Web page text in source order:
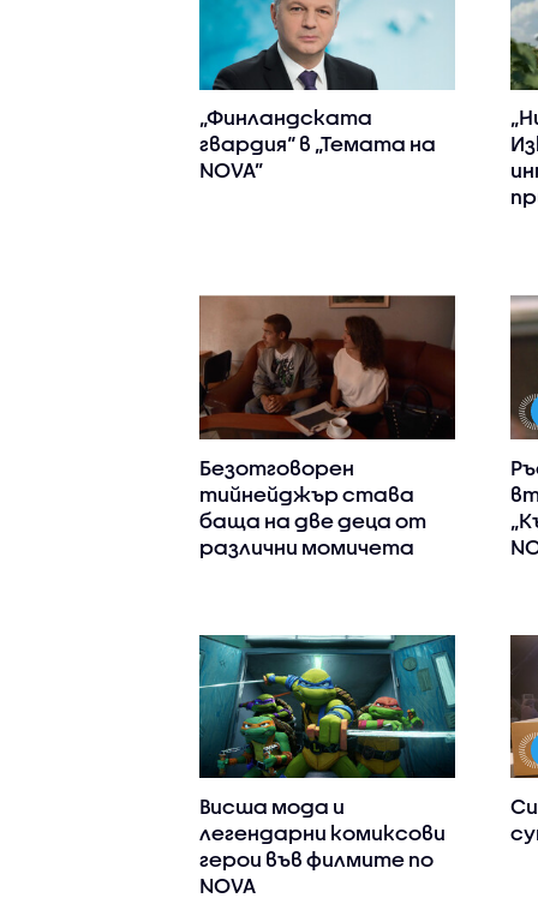
„Финландската
гвардия“ в „Темата на
NOVA”
Безотговорен
тийнейджър става
баща на две деца от
различни момичета
Висша мода и
легендарни комиксови
герои във филмите по
NOVA